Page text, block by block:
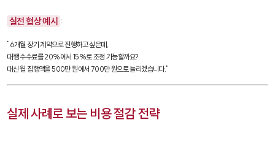
실전 협상 예시 :
"6개월 장기 계약으로 진행하고 싶은데,
대행 수수료를 20%에서 15%로 조정 가능할까요?
대신 월 집행액을 500만 원에서 700만 원으로 늘리겠습니다."
실제 사례로 보는 비용 절감 전략